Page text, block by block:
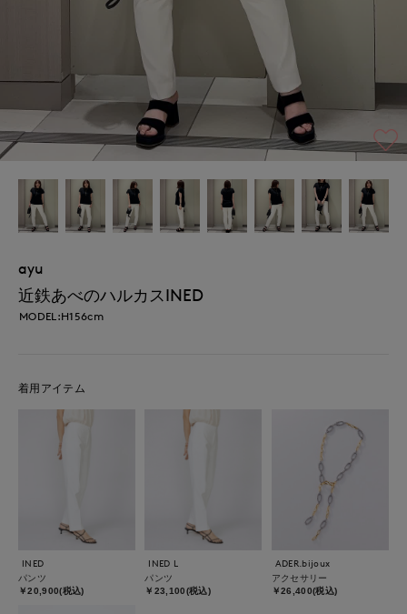
ayu
近鉄あべのハルカスINED
MODEL:H156cm
着用アイテム
INED
パンツ
￥20,900(税込)
INED L
パンツ
￥23,100(税込)
ADER.bijoux
アクセサリー
￥26,400(税込)